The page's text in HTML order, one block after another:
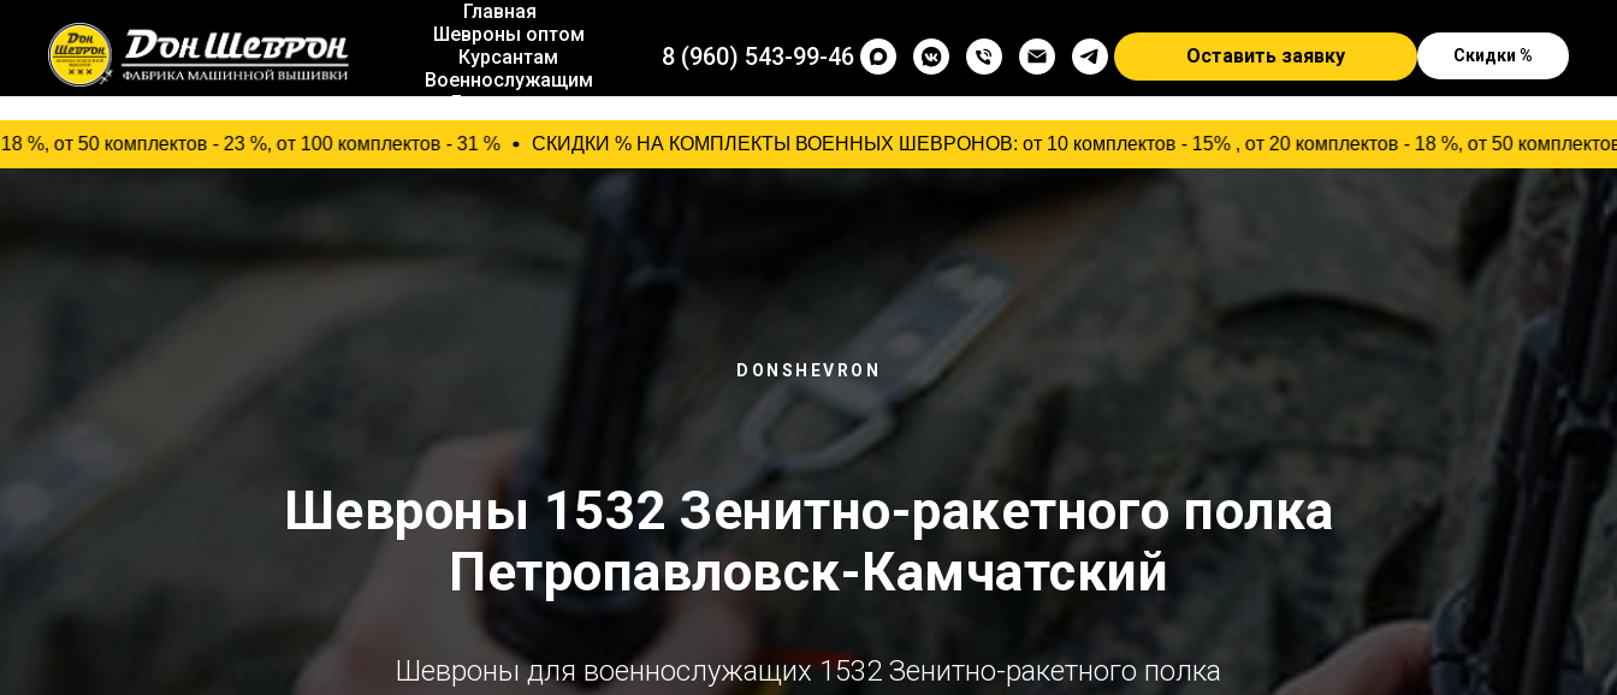
Главная
Шевроны оптом
Курсантам
Военнослужащим
Госслужащим
8 (960) 543-99-46 Оставить заявку Скидки %
- 23 %, от 100 комплектов - 31 % СКИДКИ % НА КОМПЛЕКТЫ ВОЕННЫХ ШЕВРОНОВ: от 10 комплектов - 15% , от 20 комплектов - 18 %, от 50 комплектов - 23 %, от
DONSHEVRON
Шевроны 1532 Зенитно-ракетного полка
Петропавловск-Камчатский
Шевроны для военнослужащих 1532 Зенитно-ракетного полка